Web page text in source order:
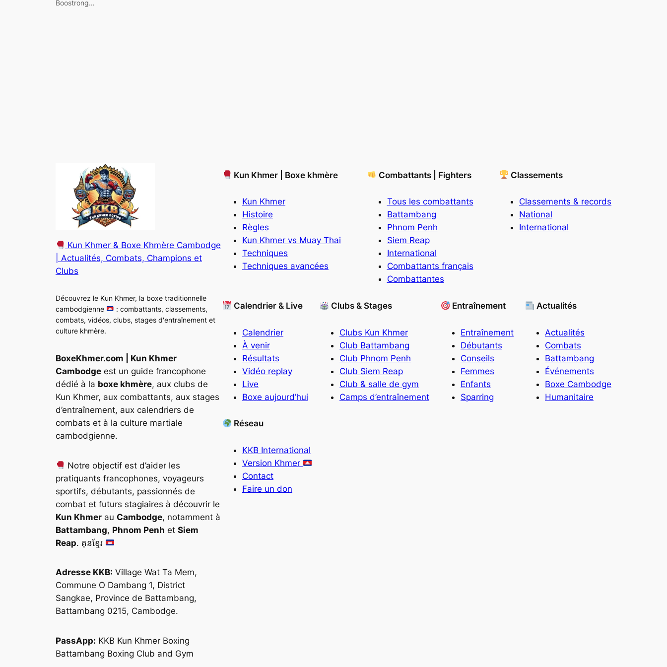
Boostrong…
Kun Khmer & Boxe Khmère Cambodge
| Actualités, Combats, Champions et
Clubs
Découvrez le Kun Khmer, la boxe traditionnelle
cambodgienne
: combattants, classements,
combats, vidéos, clubs, stages d'entraînement et
culture khmère.
BoxeKhmer.com | Kun Khmer
Cambodge est un guide francophone
dédié à la boxe khmère, aux clubs de
Kun Khmer, aux combattants, aux stages
d’entraînement, aux calendriers de
combats et à la culture martiale
cambodgienne.
Notre objectif est d’aider les
pratiquants francophones, voyageurs
sportifs, débutants, passionnés de
combat et futurs stagiaires à découvrir le
Kun Khmer au Cambodge, notamment à
Battambang, Phnom Penh et Siem
Reap. គុនខ្មែរ
Adresse KKB: Village Wat Ta Mem,
Commune O Dambang 1, District
Sangkae, Province de Battambang,
Battambang 0215, Cambodge.
PassApp: KKB Kun Khmer Boxing
Battambang Boxing Club and Gym
Kun Khmer | Boxe khmère
Kun Khmer
Histoire
Règles
Kun Khmer vs Muay Thai
Techniques
Techniques avancées
Combattants | Fighters
Tous les combattants
Battambang
Phnom Penh
Siem Reap
International
Combattants français
Combattantes
Classements
Classements & records
National
International
Calendrier & Live
Calendrier
À venir
Résultats
Vidéo replay
Live
Boxe aujourd’hui
Clubs & Stages
Clubs Kun Khmer
Club Battambang
Club Phnom Penh
Club Siem Reap
Club & salle de gym
Camps d’entraînement
Entraînement
Entraînement
Débutants
Conseils
Femmes
Enfants
Sparring
Actualités
Actualités
Combats
Battambang
Événements
Boxe Cambodge
Humanitaire
Réseau
KKB International
Version Khmer
Contact
Faire un don